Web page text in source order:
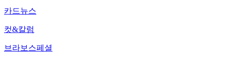
카드뉴스
컷&칼럼
브라보스페셜